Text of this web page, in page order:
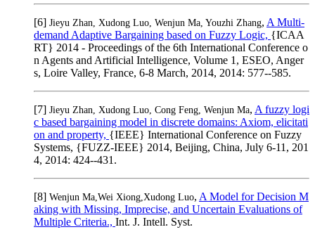
[6] Jieyu Zhan, Xudong Luo, Wenjun Ma, Youzhi Zhang, A Multi-
demand Adaptive Bargaining based on Fuzzy Logic, {ICAA
RT} 2014 - Proceedings of the 6th International Conference o
n Agents and Artificial Intelligence, Volume 1, ESEO, Anger
s, Loire Valley, France, 6-8 March, 2014, 2014: 577--585.
[7] Jieyu Zhan, Xudong Luo, Cong Feng, Wenjun Ma, A fuzzy logi
c based bargaining model in discrete domains: Axiom, elicitati
on and property, {IEEE} International Conference on Fuzzy
Systems, {FUZZ-IEEE} 2014, Beijing, China, July 6-11, 201
4, 2014: 424--431.
[8] Wenjun Ma,Wei Xiong,Xudong Luo, A Model for Decision M
aking with Missing, Imprecise, and Uncertain Evaluations of
Multiple Criteria., Int. J. Intell. Syst.